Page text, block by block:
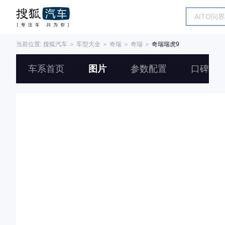
当前位置: 搜狐汽车 ＞ 车型大全 ＞ 奇瑞 ＞ 奇瑞 ＞ 奇瑞瑞虎9
车系首页 图片 参数配置 口碑